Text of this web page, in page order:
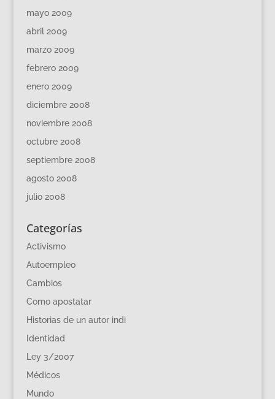
mayo 2009
abril 2009
marzo 2009
febrero 2009
enero 2009
diciembre 2008
noviembre 2008
octubre 2008
septiembre 2008
agosto 2008
julio 2008
Categorías
Activismo
Autoempleo
Cambios
Como apostatar
Historias de un autor indi
Identidad
Ley 3/2007
Médicos
Mundo